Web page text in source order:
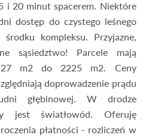
i 20 minut spacerem. Niektóre
dostęp do czystego leśnego
kompleksu. Przyjazne,
sąsiedztwo! Parcele mają
m2 do 2225 m2. Ceny
doprowadzenie prądu
głębinowej. W drodze
jest światłowód. Oferuję
płatności - rozliczeń w